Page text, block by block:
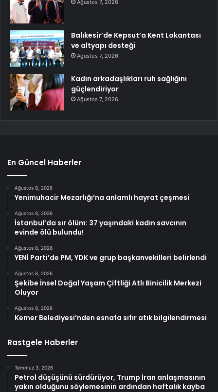
Ağustos 7, 2026
Balıkesir’de Kepsut’a Kent Lokantası
ve altyapı desteği
Ağustos 7, 2026
Kadın arkadaşlıkları ruh sağlığını
güçlendiriyor
Ağustos 7, 2026
En Güncel Haberler
Ağustos 8, 2026
Yenimuhacir Mezarlığı’na anlamlı hayrat çeşmesi
Ağustos 8, 2026
İstanbul’da sır ölüm: 37 yaşındaki kadın savcının
evinde ölü bulundu!
Ağustos 8, 2026
YENİ Parti’de PM, YDK ve grup başkanvekilleri belirlendi
Ağustos 8, 2026
Şekibe İnsel Doğal Yaşam Çiftliği Atlı Binicilik Merkezi
Oluyor
Ağustos 8, 2026
Kemer Belediyesi’nden esnafa sıfır atık bilgilendirmesi
Rastgele Haberler
Temmuz 3, 2026
Petrol düşüşünü sürdürüyor, Trump İran anlaşmasının
yakın olduğunu söylemesinin ardından haftalık kayba